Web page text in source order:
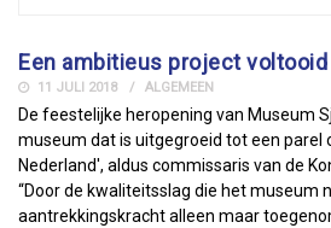
Een ambitieus project voltooid
11 JULI 2018 ALGEMEEN
De feestelijke heropening van Museum
museum dat is uitgegroeid tot een parel
Nederland', aldus commissaris van de
“Door de kwaliteitsslag die het museum
aantrekkingskracht alleen maar